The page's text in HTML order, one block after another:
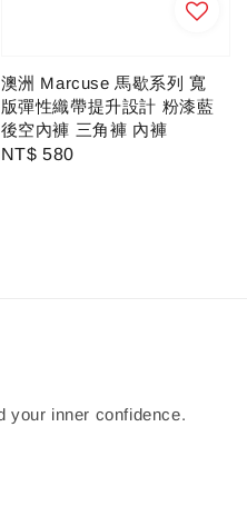
澳洲 Marcuse 馬歇系列 寬
版彈性織帶提升設計 粉漆藍
後空內褲 三角褲 內褲
Regular
NT$ 580
your inner confidence.